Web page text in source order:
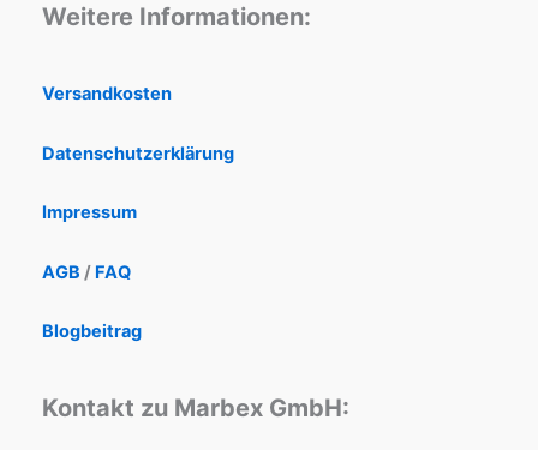
Weitere Informationen:
Versandkosten
Datenschutzerklärung
Impressum
AGB / FAQ
Blogbeitrag
Kontakt zu Marbex GmbH: